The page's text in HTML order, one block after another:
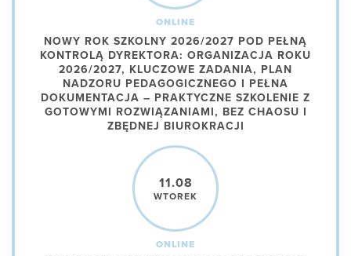
ONLINE
NOWY ROK SZKOLNY 2026/2027 POD PEŁNĄ
KONTROLĄ DYREKTORA: ORGANIZACJA ROKU
2026/2027, KLUCZOWE ZADANIA, PLAN
NADZORU PEDAGOGICZNEGO I PEŁNA
DOKUMENTACJA – PRAKTYCZNE SZKOLENIE Z
GOTOWYMI ROZWIĄZANIAMI, BEZ CHAOSU I
ZBĘDNEJ BIUROKRACJI
11.08
WTOREK
ONLINE